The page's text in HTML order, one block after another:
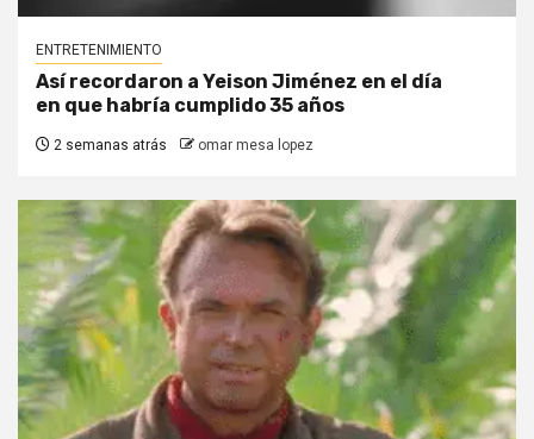
ENTRETENIMIENTO
Así recordaron a Yeison Jiménez en el día
en que habría cumplido 35 años
2 semanas atrás omar mesa lopez